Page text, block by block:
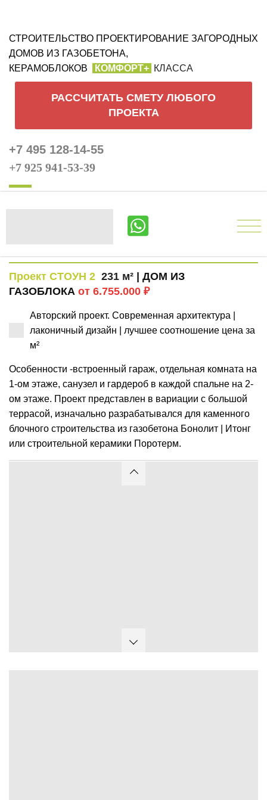
СТРОИТЕЛЬСТВО ПРОЕКТИРОВАНИЕ ЗАГОРОДНЫХ
ДОМОВ ИЗ ГАЗОБЕТОНА,
КЕРАМОБЛОКОВ
КОМФОРТ+ КЛАССА
РАССЧИТАТЬ СМЕТУ ЛЮБОГО
ПРОЕКТА
+7 495 128-14-55
+7 925 941-53-39
Проект СТОУН 2 231 м² | ДОМ ИЗ
ГАЗОБЛОКА от 6.755.000 ₽
Авторский проект. Современная архитектура |
лаконичный дизайн | лучшее соотношение цена за
м²
Особенности -встроенный гараж, отдельная комната на
1-ом этаже, санузел и гардероб в каждой спальне на 2-
ом этаже. Проект представлен в вариации с большой
террасой, изначально разрабатывался для каменного
блочного строительства из газобетона Бонолит | Итонг
или строительной керамики Поротерм.